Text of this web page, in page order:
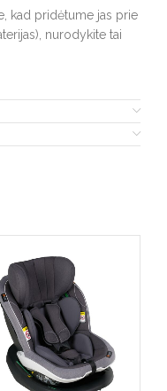
kad pridėtume jas prie
nurodykite tai